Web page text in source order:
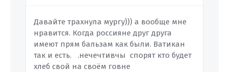
Давайте трахнула мургу))) а вообще мне
нравится. Когда россияне друг друга
имеют прям бальзам как были. Ватикан
так и есть. .нечечтивчы спорят кто будет
хлеб свой на своём говне